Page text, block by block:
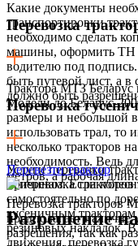
Какие документы
транспортировки
необходимо сделать
машины, оформить ТН
водителю под
быть путевой лист, а в
должно быть
Перевозка
Трактора МТЗ
Модели до Беларус-
размеры и небольшой
использовать трал, то
несколько тракторов
необходимость. Ведь
метров, а рабочая
Перевозка тракторов
предполагает наличие
разрешения, так как
Перевозка
Услуги перевозки
причинам. Если
самостоятельно по
гусеничным
резиновых накладок.
движения, перевозка
Перевезти трактор
Разрешение